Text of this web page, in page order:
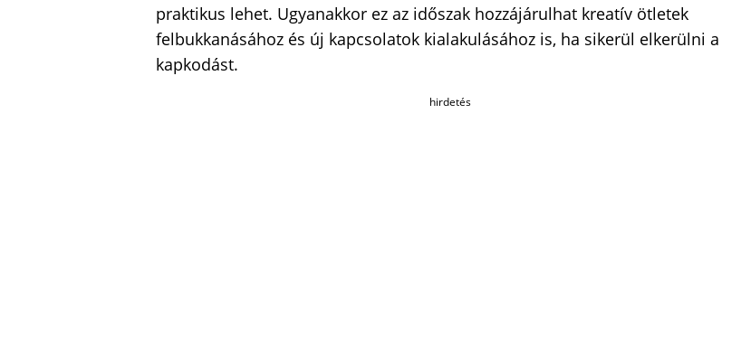
praktikus lehet. Ugyanakkor ez az időszak hozzájárulhat kreatív ötletek
felbukkanásához és új kapcsolatok kialakulásához is, ha sikerül elkerülni a
kapkodást.
hirdetés